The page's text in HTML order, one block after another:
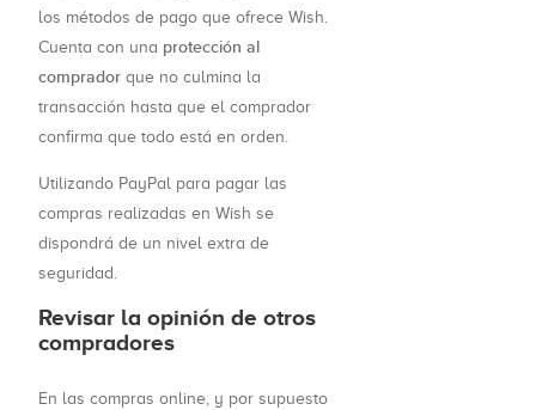
los métodos de pago que ofrece Wish.
Cuenta con una protección al
comprador que no culmina la
transacción hasta que el comprador
confirma que todo está en orden.
Utilizando PayPal para pagar las
compras realizadas en Wish se
dispondrá de un nivel extra de
seguridad.
Revisar la opinión de otros
compradores
En las compras online, y por supuesto